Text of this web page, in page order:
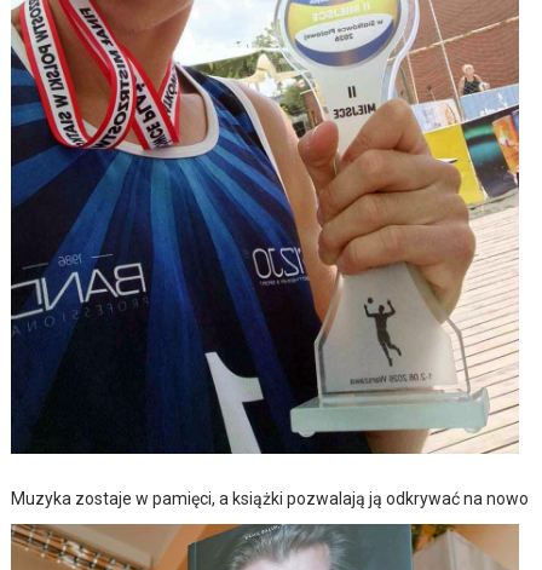
Muzyka zostaje w pamięci, a książki pozwalają ją odkrywać na nowo